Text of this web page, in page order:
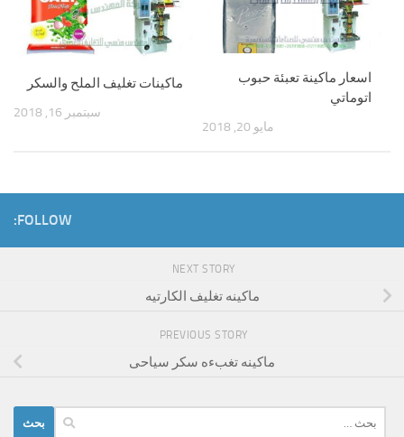
‏‏ماكينات تغليف الملح والسكر
سبتمبر 16, 2018
اسعار ماكينة تعبئة حبوب
اتوماتي
مايو 20, 2018
FOLLOW:
NEXT STORY
ماكينه تغليف الكارتيه
PREVIOUS STORY
ماكينه تغبءه سكر سياحى